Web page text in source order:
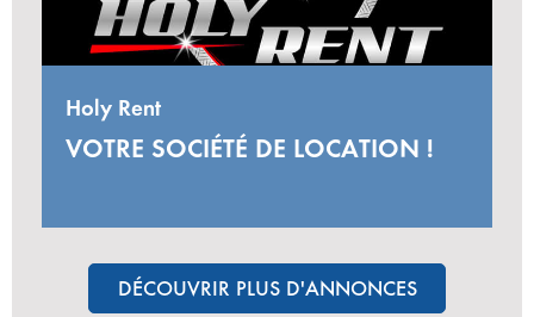
Holy Rent
VOTRE SOCIÉTÉ DE LOCATION !
DÉCOUVRIR PLUS D'ANNONCES